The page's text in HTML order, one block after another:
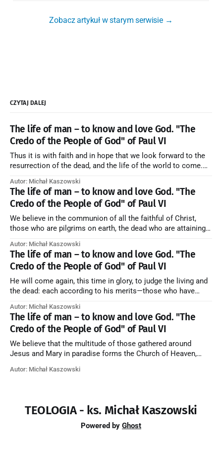
Zobacz artykuł w starym serwisie →
CZYTAJ DALEJ
The life of man – to know and love God. "The
Credo of the People of God" of Paul VI
Thus it is with faith and in hope that we look forward to the
resurrection of the dead, and the life of the world to come.
artykuł w starym serwisie →
Autor: Michał Kaszowski
The life of man – to know and love God. "The
Credo of the People of God" of Paul VI
We believe in the communion of all the faithful of Christ,
those who are pilgrims on earth, the dead who are attaining
forming one Church; and we believe that in this communion
the merciful love of God and His saints is
Autor: Michał Kaszowski
The life of man – to know and love God. "The
Credo of the People of God" of Paul VI
He will come again, this time in glory, to judge the living and
the dead: each according to his merits—those who have
those who have refused them to the end going to the fire that
is not
Autor: Michał Kaszowski
The life of man – to know and love God. "The
Credo of the People of God" of Paul VI
We believe that the multitude of those gathered around
Jesus and Mary in paradise forms the Church of Heaven,
they also, in different degrees, are associated with the holy
Autor: Michał Kaszowski
TEOLOGIA - ks. Michał Kaszowski
Powered by Ghost